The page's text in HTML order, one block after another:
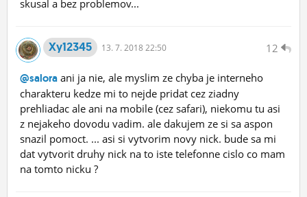
skusal a bez problemov...
12
Xy12345 13. 7. 2018 22:50
@salora ani ja nie, ale myslim ze chyba je interneho
charakteru kedze mi to nejde pridat cez ziadny
prehliadac ale ani na mobile (cez safari), niekomu tu asi
z nejakeho dovodu vadim. ale dakujem ze si sa aspon
snazil pomoct. ... asi si vytvorim novy nick. bude sa mi
dat vytvorit druhy nick na to iste telefonne cislo co mam
na tomto nicku ?